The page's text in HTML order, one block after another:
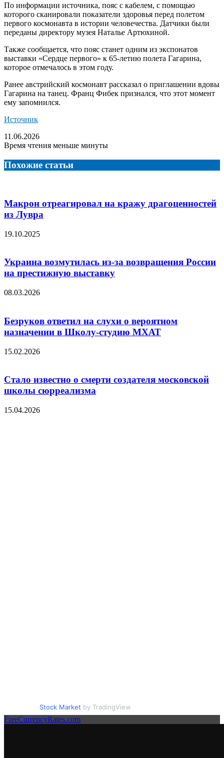
По информации источника, пояс с кабелем, с помощью
которого сканировали показатели здоровья перед полетом
первого космонавта в истории человечества. Датчики были
переданы директору музея Наталье Артюхиной.
Также сообщается, что пояс станет одним из экспонатов
выставки «Сердце первого» к 65-летию полета Гагарина,
которое отмечалось в этом году.
Ранее австрийский космонавт рассказал о приглашении вдовы
Гагарина на танец. Франц Фибек признался, что этот момент
ему запомнился.
Источник
11.06.2026
Время чтения меньше минуты
Похожие статьи
Макрон отреагировал на кражу драгоценностей
из Лувра
19.10.2025
Украина возмутилась из-за возвращения России
на престижную выставку
08.03.2026
Безруков ответил на слухи о вероятном
назначении в Школу-студию МХАТ
15.02.2026
Стало известно о смерти создателя московской
школы сюрреализма
15.04.2026
Stock Market by TradingView
FreeCurrencyRates.com